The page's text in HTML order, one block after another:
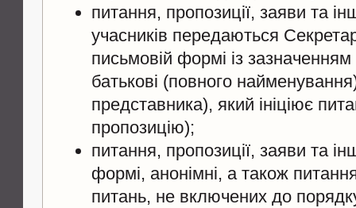
питання, пропозиції, заяви та
учасників передаються
письмовій формі із зазначенням
батькові (повного
представника), який ініціює
пропозицію);
питання, пропозиції, заяви та
формі, анонімні, а також
питань, не включених до